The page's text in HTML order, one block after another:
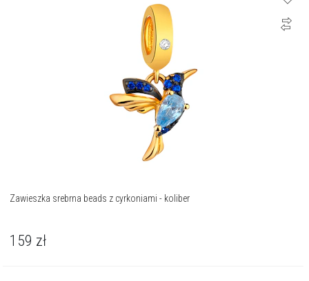
Zawieszka srebrna beads z cyrkoniami - koliber
159 zł